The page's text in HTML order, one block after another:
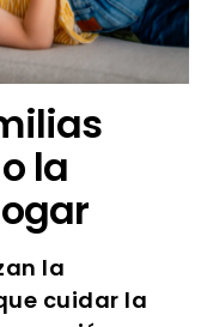
la
la
cuidar la